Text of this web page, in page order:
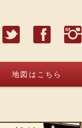
T F I
地図はこちら